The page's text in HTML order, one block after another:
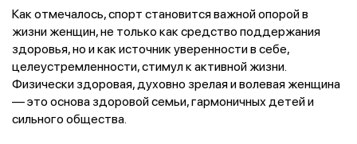
Как отмечалось, спорт становится важной опорой в
жизни женщин, не только как средство поддержания
здоровья, но и как источник уверенности в себе,
целеустремленности, стимул к активной жизни.
Физически здоровая, духовно зрелая и волевая женщина
— это основа здоровой семьи, гармоничных детей и
сильного общества.